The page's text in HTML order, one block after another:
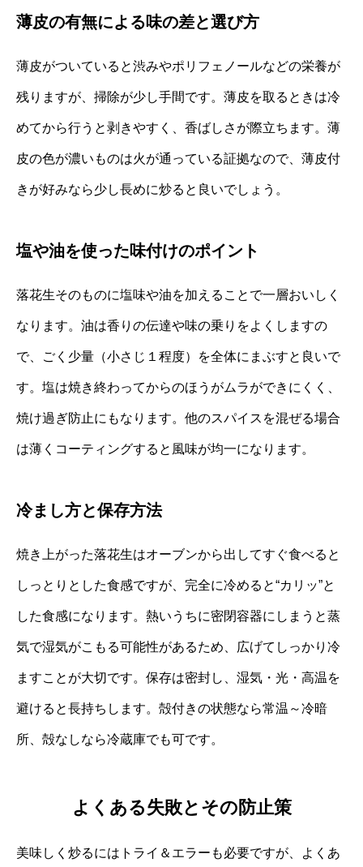
薄皮の有無による味の差と選び方
薄皮がついていると渋みやポリフェノールなどの栄養が
残りますが、掃除が少し手間です。薄皮を取るときは冷
めてから行うと剥きやすく、香ばしさが際立ちます。薄
皮の色が濃いものは火が通っている証拠なので、薄皮付
きが好みなら少し長めに炒ると良いでしょう。
塩や油を使った味付けのポイント
落花生そのものに塩味や油を加えることで一層おいしく
なります。油は香りの伝達や味の乗りをよくしますの
で、ごく少量（小さじ１程度）を全体にまぶすと良いで
す。塩は焼き終わってからのほうがムラができにくく、
焼け過ぎ防止にもなります。他のスパイスを混ぜる場合
は薄くコーティングすると風味が均一になります。
冷まし方と保存方法
焼き上がった落花生はオーブンから出してすぐ食べると
しっとりとした食感ですが、完全に冷めると“カリッ”と
した食感になります。熱いうちに密閉容器にしまうと蒸
気で湿気がこもる可能性があるため、広げてしっかり冷
ますことが大切です。保存は密封し、湿気・光・高温を
避けると長持ちします。殻付きの状態なら常温～冷暗
所、殻なしなら冷蔵庫でも可です。
よくある失敗とその防止策
美味しく炒るにはトライ＆エラーも必要ですが、よくあ